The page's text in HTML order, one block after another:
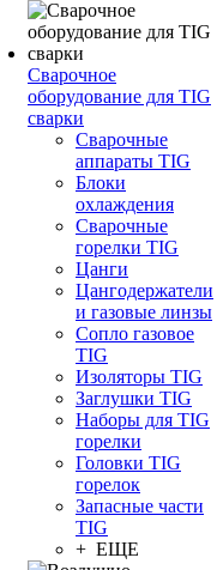
Сварочное
оборудование для TIG
сварки
Сварочные
аппараты TIG
Блоки
охлаждения
Сварочные
горелки TIG
Цанги
Цангодержатели
и газовые линзы
Сопло газовое
TIG
Изоляторы TIG
Заглушки TIG
Наборы для TIG
горелки
Головки TIG
горелок
Запасные части
TIG
+ ЕЩЕ